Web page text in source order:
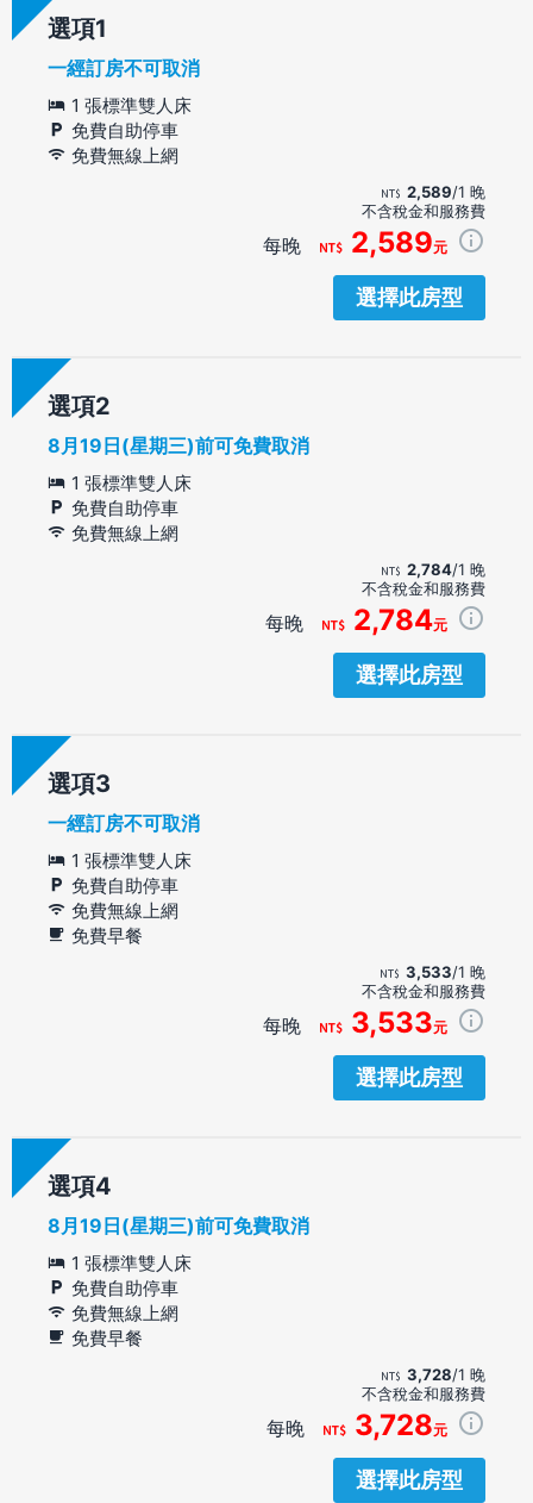
選項
一經訂房不可取消
1 張標準雙人床
免費自助停車
免費無線上網
2,589/1 晚
不含稅金和服務費
每晚 2,589元
選擇此房型
選項
8月19日(星期三)前可免費取消
1 張標準雙人床
免費自助停車
免費無線上網
2,784/1 晚
不含稅金和服務費
每晚 2,784元
選擇此房型
選項
一經訂房不可取消
1 張標準雙人床
免費自助停車
免費無線上網
免費早餐
3,533/1 晚
不含稅金和服務費
每晚 3,533元
選擇此房型
選項
8月19日(星期三)前可免費取消
1 張標準雙人床
免費自助停車
免費無線上網
免費早餐
3,728/1 晚
不含稅金和服務費
每晚 3,728元
選擇此房型